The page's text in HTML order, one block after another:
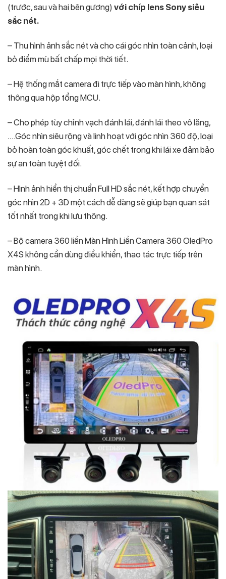
(trước, sau và hai bên gương) với chíp lens Sony siêu
sắc nét.
– Thu hình ảnh sắc nét và cho cái góc nhìn toàn cảnh, loại
bỏ điểm mù bất chấp mọi thời tiết.
– Hệ thống mắt camera đi trực tiếp vào màn hình, không
thông qua hộp tổng MCU.
– Cho phép tùy chỉnh vạch đánh lái, đánh lái theo vô lăng,
….Góc nhìn siêu rộng và linh hoạt với góc nhìn 360 độ, loại
bỏ hoàn toàn góc khuất, góc chết trong khi lái xe đảm bảo
sự an toàn tuyệt đối.
– Hình ảnh hiển thị chuẩn Full HD sắc nét, kết hợp chuyển
góc nhìn 2D + 3D một cách dễ dàng sẽ giúp bạn quan sát
tốt nhất trong khi lưu thông.
– Bộ camera 360 liền Màn Hình Liền Camera 360 OledPro
X4S không cần dùng điều khiển, thao tác trực tiếp trên
màn hình.